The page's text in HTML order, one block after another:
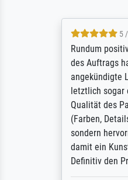
5 / 5
Rundum positive
des Auftrags hat
angekündigte
letztlich sogar
Qualität des
(Farben, Details
sondern
damit ein
Definitiv den Pre...